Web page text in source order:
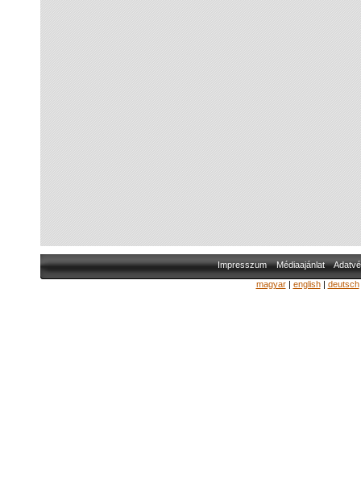
Impresszum Médiaajánlat
magyar| english| deutsch